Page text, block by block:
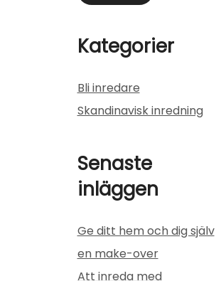
Kategorier
Bli inredare
Skandinavisk inredning
Senaste
inläggen
Ge ditt hem och dig själv
en make-over
Att inreda med